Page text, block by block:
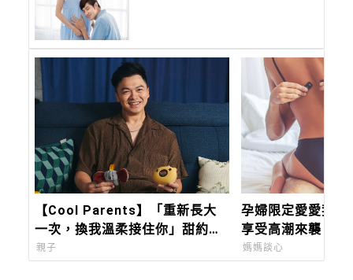
【Cool Parents】「重新長大
一次，換我溫柔接住你」甜約翰
Sweet john主唱浚瑋：Pixsee
親子
孕婦限定愛愛姿勢
享受高潮來襲！
媽媽談心